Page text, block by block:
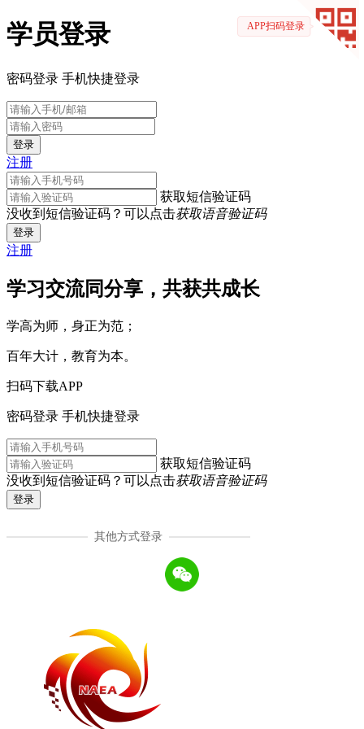
学员登录
密码登录 手机快捷登录
登录
注册
获取短信验证码
没收到短信验证码？可以点击获取语音验证码
登录
注册
学习交流同分享，共获共成长
学高为师，身正为范；
百年大计，教育为本。
扫码下载APP
APP扫码登录
密码登录 手机快捷登录
获取短信验证码
没收到短信验证码？可以点击获取语音验证码
登录
其他方式登录